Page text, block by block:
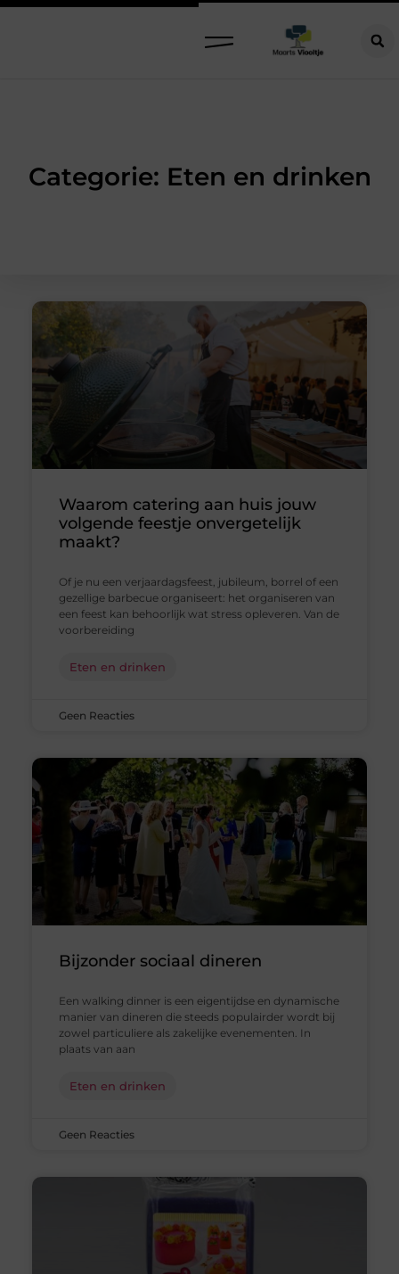
Categorie: Eten en drinken
Waarom catering aan huis jouw
volgende feestje onvergetelijk
maakt?
Of je nu een verjaardagsfeest, jubileum, borrel of een
gezellige barbecue organiseert: het organiseren van
een feest kan behoorlijk wat stress opleveren. Van de
voorbereiding
Eten en drinken
Geen Reacties
Bijzonder sociaal dineren
Een walking dinner is een eigentijdse en dynamische
manier van dineren die steeds populairder wordt bij
zowel particuliere als zakelijke evenementen. In
plaats van aan
Eten en drinken
Geen Reacties